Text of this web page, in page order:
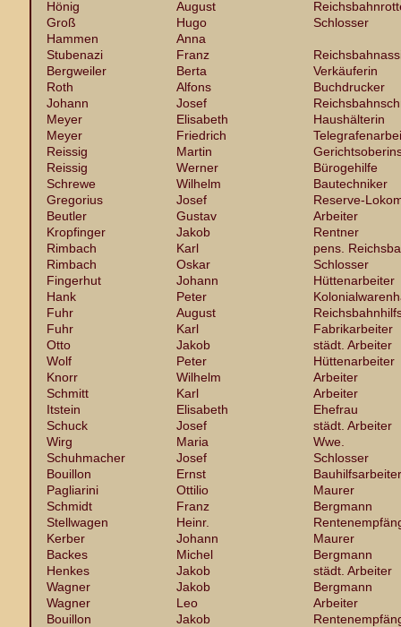
Hönig August
Groß
Hugo
Schlosser
Hammen
Anna
Stubenazi
Franz
Bergweiler
Berta
Verkäuferin
Roth
Alfons
Buchdrucker
Johann
Josef
Meyer
Elisabeth
Haushälterin
Meyer
Friedrich
Reissig
Martin
Reissig
Werner
Bürogehilfe
Schrewe
Wilhelm
Bautechniker
Gregorius
Josef
Reserve-
Beutler
Gustav
Arbeiter
Kropfinger
Jakob
Rentner
Rimbach
Karl
pens.
Rimbach
Oskar
Schlosser
Fingerhut
Johann
Hüttenarbeiter
Hank
Peter
Fuhr
August
Fuhr
Karl
Fabrikarbeiter
Otto
Jakob
städt. Arbeiter
Wolf
Peter
Hüttenarbeiter
Knorr
Wilhelm
Arbeiter
Schmitt
Karl
Arbeiter
Itstein
Elisabeth
Ehefrau
Schuck
Josef
städt. Arbeiter
Wirg
Maria
Wwe.
Schuhmacher
Josef
Schlosser
Bouillon
Ernst
Bauhilfsarbeiter
Pagliarini
Ottilio
Maurer
Schmidt
Franz
Bergmann
Stellwagen
Heinr.
Kerber
Johann
Maurer
Backes
Michel
Bergmann
Henkes
Jakob
städt. Arbeiter
Wagner
Jakob
Bergmann
Wagner
Leo
Arbeiter
Bouillon
Jakob